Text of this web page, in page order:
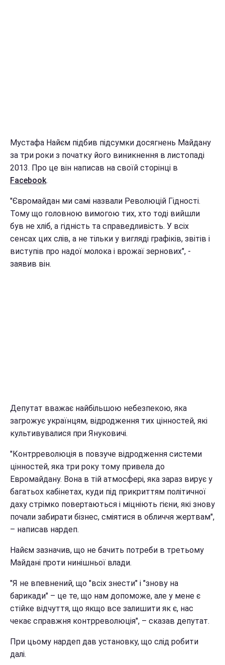
Мустафа Найєм підбив підсумки досягнень Майдану
за три роки з початку його виникнення в листопаді
2013. Про це він написав на своїй сторінці в
Facebook.
"Євромайдан ми самі назвали Революцій Гідності.
Тому що головною вимогою тих, хто тоді вийшли
був не хліб, а гідність та справедливість. У всіх
сенсах цих слів, а не тільки у вигляді графіків, звітів і
виступів про надої молока і врожаї зернових", -
заявив він.
Депутат вважає найбільшою небезпекою, яка
загрожує українцям, відродження тих цінностей, які
культивувалися при Януковичі.
"Контрреволюція в повзуче відродження системи
цінностей, яка три року тому привела до
Евромайдану. Вона в тій атмосфері, яка зараз вирує у
багатьох кабінетах, куди під прикриттям політичної
даху стрімко повертаються і міцніють гієни, які знову
почали забирати бізнес, сміятися в обличчя жертвам",
– написав нардеп.
Найєм зазначив, що не бачить потреби в третьому
Майдані проти нинішньої влади.
"Я не впевнений, що "всіх знести" і "знову на
барикади" – це те, що нам допоможе, але у мене є
стійке відчуття, що якщо все залишити як є, нас
чекає справжня контрреволюція", – сказав депутат.
При цьому нардеп дав установку, що слід робити
далі.